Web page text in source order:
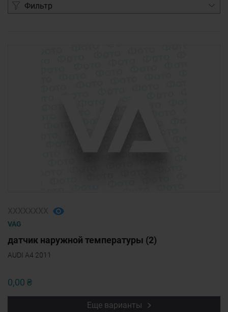
Фильтр
VAG
датчик наружной температуры (2)
AUDI A4 2011
0,00 ₴
Еще варианты